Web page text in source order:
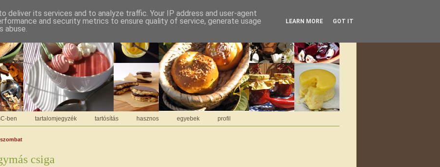
ben tartalomjegyzék tartósítás hasznos egyebek profil
csiga
deliver its services and to analyze traffic. Your IP address and user-agent
and security metrics to ensure quality of service, generate usage
abuse.
LEARN MORE GOT IT